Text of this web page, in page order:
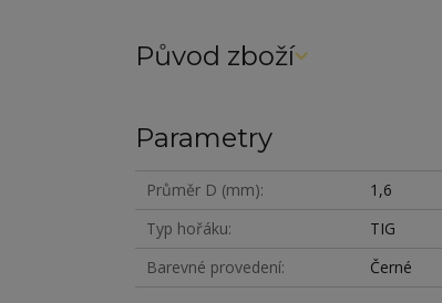
Původ zboží
Parametry
Průměr D (mm)
1,6
Typ hořáku
TIG
Barevné provedení
Černé